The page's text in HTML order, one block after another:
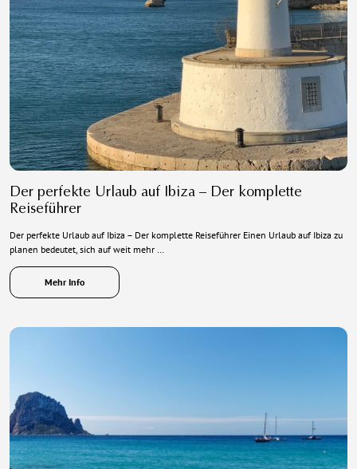
Der perfekte Urlaub auf Ibiza – Der komplette
Reiseführer
Der perfekte Urlaub auf Ibiza – Der komplette Reiseführer Einen Urlaub auf Ibiza zu
planen bedeutet, sich auf weit mehr …
Mehr Info